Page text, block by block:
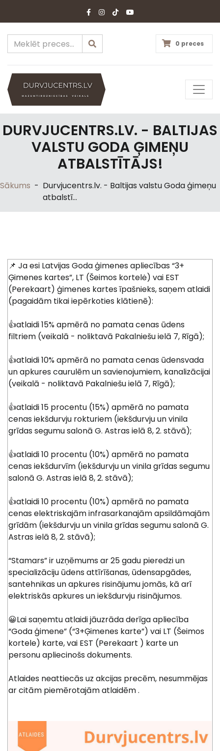
0 preces
DURVJUCENTRS.LV. - BALTIJAS
VALSTU GODA ĢIMEŅU
ATBALSTĪTĀJS!
Sākums - Durvjucentrs.lv. - Baltijas valstu Goda ģimeņu
atbalstī...
📌 Ja esi Latvijas Goda ģimenes apliecības “3+
Ģimenes kartes”, LT (Šeimos kortelė) vai EST
(Perekaart) ģimenes kartes īpašnieks, saņem atlaidi
(pagaidām tikai iepērkoties klātienē):
👍atlaidi 15% apmērā no pamata cenas ūdens
filtriem (veikalā - noliktavā Pakalniešu ielā 7, Rīgā);
👍atlaidi 10% apmērā no pamata cenas ūdensvada
un apkures caurulēm un savienojumiem, kanalizācijai
(veikalā - noliktavā Pakalniešu ielā 7, Rīgā);
👍atlaidi 15 procentu (15%) apmērā no pamata
cenas iekšdurvju rokturiem (iekšdurvju un vinila
grīdas segumu salonā G. Astras ielā 8, 2. stāvā);
👍atlaidi 10 procentu (10%) apmērā no pamata
cenas iekšdurvīm (iekšdurvju un vinila grīdas segumu
salonā G. Astras ielā 8, 2. stāvā);
👍atlaidi 10 procentu (10%) apmērā no pamata
cenas elektriskajām infrasarkanajām apsildāmajām
grīdām (iekšdurvju un vinila grīdas segumu salonā G.
Astras ielā 8, 2. stāvā);
“Stamars” ir uzņēmums ar 25 gadu pieredzi un
specializāciju ūdens attīrīšanas, ūdensapgādes,
santehnikas un apkures risinājumu jomās, kā arī
elektriskās apkures un iekšdurvju risinājumos.
😀Lai saņemtu atlaidi jāuzrāda derīga apliecība
“Goda ģimene” (“3+Ģimenes karte”) vai LT (Šeimos
kortele) karte, vai EST (Perekaart ) karte un
personu apliecinošs dokuments.
Atlaides neattiecās uz akcijas precēm, nesummējas
ar citām piemērotajām atlaidēm .